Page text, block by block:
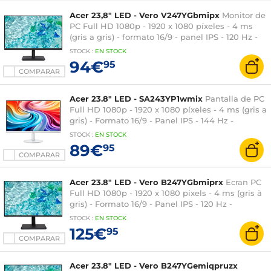
COMPARAR
Acer 23,8" LED - Vero V247YGbmipx Monitor de
PC Full HD 1080p - 1920 x 1080 píxeles - 4 ms
(gris a gris) - formato 16/9 - panel IPS - 120 Hz -
Adaptive-Sync - HDMI/DisplayPort/VGA -
Altavoces - Negro
STOCK : EN STOCK
94€95
COMPARAR
Acer 23.8" LED - SA243YP1wmix Pantalla de PC
Full HD 1080p - 1920 x 1080 píxeles - 4 ms (gris a
gris) - Formato 16/9 - Panel IPS - 144 Hz -
FreeSync - HDMI/VGA - Altavoces - Blanco
STOCK : EN STOCK
89€95
COMPARAR
Acer 23.8" LED - Vero B247YGbmiprx Ecran PC
Full HD 1080p - 1920 x 1080 pixels - 4 ms (gris à
gris) - Formato 16/9 - Panel IPS - 120 Hz -
Adaptive-Sync - HDMI/DisplayPort/VGA - Pivot -
STOCK : EN STOCK
125€95
Acer 23.8" LED - Vero B247YGemiqpruzx